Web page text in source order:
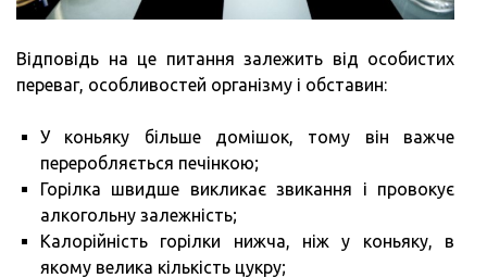
Відповідь на це питання залежить від особистих
переваг, особливостей організму і обставин:
У коньяку більше домішок, тому він важче
переробляється печінкою;
Горілка швидше викликає звикання і провокує
алкогольну залежність;
Калорійність горілки нижча, ніж у коньяку, в
якому велика кількість цукру;